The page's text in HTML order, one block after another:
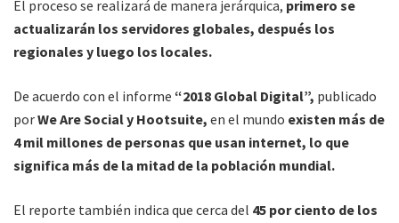
El proceso se realizará de manera jerárquica, primero se
actualizarán los servidores globales, después los
regionales y luego los locales.
De acuerdo con el informe “2018 Global Digital”, publicado
porWe Are Social y Hootsuite, en el mundo existen más de
4 mil millones de personas que usan internet, lo que
significa más de la mitad de la población mundial.
El reporte también indica que cerca del 45 por ciento de los